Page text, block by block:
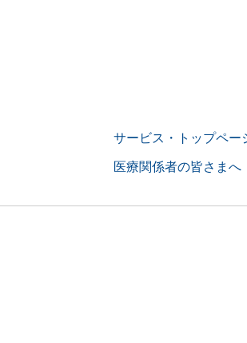
サービス・トップペー
医療関係者の皆さまへ